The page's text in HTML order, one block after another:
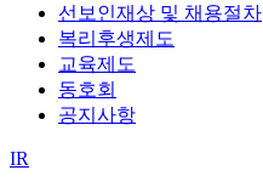
선보인재상 및 채용절차
복리후생제도
교육제도
동호회
공지사항
IR